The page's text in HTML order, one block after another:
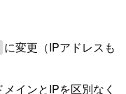
に変更（IPアドレスも
インとIPを区別なく